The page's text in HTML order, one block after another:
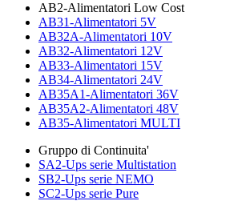
AB2-Alimentatori Low Cost
AB31-Alimentatori 5V
AB32A-Alimentatori 10V
AB32-Alimentatori 12V
AB33-Alimentatori 15V
AB34-Alimentatori 24V
AB35A1-Alimentatori 36V
AB35A2-Alimentatori 48V
AB35-Alimentatori MULTI
Gruppo di Continuita'
SA2-Ups serie Multistation
SB2-Ups serie NEMO
SC2-Ups serie Pure